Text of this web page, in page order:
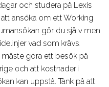
och studera på Lexis
ansöka om ett Working
gör du själv men
vad som krävs.
göra ett besök på
och att kostnader i
kan uppstå. Tänk på att